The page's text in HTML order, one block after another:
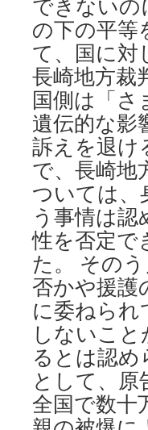
できないの
の下の平等
て、国に対
長崎地方裁
国側は「さ
遺伝的な影
訴えを退け
で、長崎地
ついては、
う事情は
性を否定で
た。 その
否かや援護
に委ねら
しないこ
るとは認
として、
全国で数十